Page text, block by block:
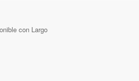
con Largo